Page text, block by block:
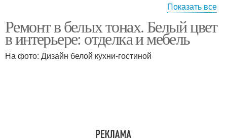
Решение для интерьера Черно-белый интерьер
Мебели в интерьере
Показать все
Ремонт в белых тонах. Белый цвет
в интерьере: отделка и мебель
На фото: Дизайн белой кухни-гостиной